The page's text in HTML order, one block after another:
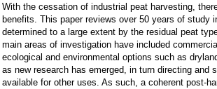
With the cessation of industrial peat harvesting,
benefits. This paper reviews over 50 years of study
determined to a large extent by the residual peat
main areas of investigation have included
ecological and environmental options such as
as new research has emerged, in turn directing and
available for other uses. As such, a coherent post-